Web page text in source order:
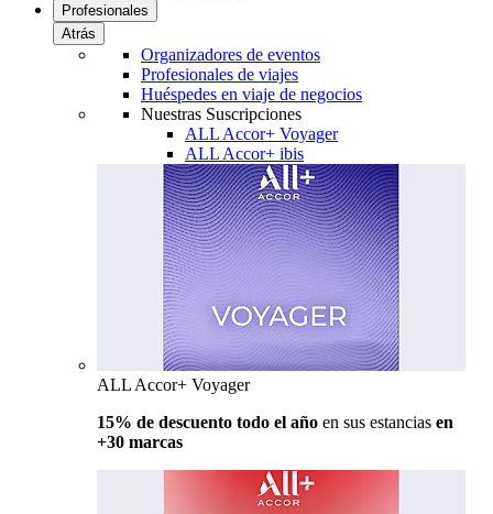
Profesionales
Atrás
Organizadores de eventos
Profesionales de viajes
Huéspedes en viaje de negocios
Nuestras Suscripciones
ALL Accor+ Voyager
ALL Accor+ ibis
ALL Accor+ Voyager
15% de descuento todo el año en sus estancias en
+30 marcas